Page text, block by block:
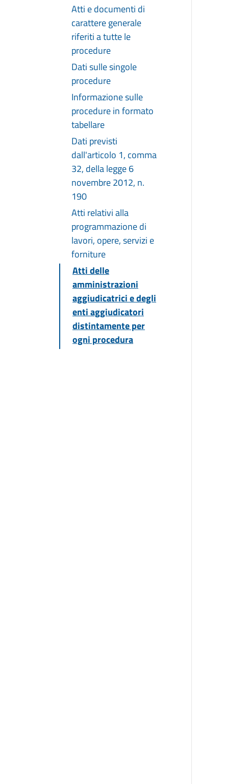
Atti e documenti di
carattere generale
riferiti a tutte le
procedure
Dati sulle singole
procedure
Informazione sulle
procedure in formato
tabellare
Dati previsti
dall'articolo 1, comma
32, della legge 6
novembre 2012, n.
190
Atti relativi alla
programmazione di
lavori, opere, servizi e
forniture
Atti delle
amministrazioni
aggiudicatrici e degli
enti aggiudicatori
distintamente per
ogni procedura